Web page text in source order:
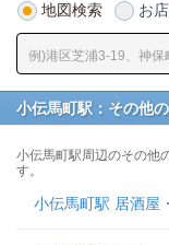
地図検索 お
小伝馬町駅：その他
小伝馬町駅周辺のその他
す。
小伝馬町駅 居酒屋